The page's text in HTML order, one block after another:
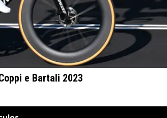
e Bartali 2023